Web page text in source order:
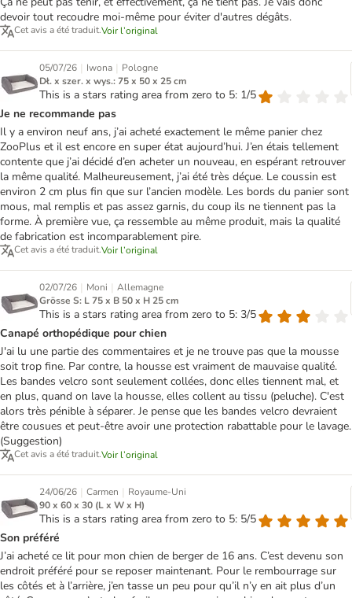
devoir tout recoudre moi-même pour éviter d'autres dégâts.
Cet avis a été traduit.Voir l’original
05/07/26 | Iwona | Pologne
Dł. x szer. x wys.: 75 x 50 x 25 cm
This is a stars rating area from zero to 5: 1/5
Je ne recommande pas
Il y a environ neuf ans, j’ai acheté exactement le même panier chez
ZooPlus et il est encore en super état aujourd’hui. J’en étais tellement
contente que j’ai décidé d’en acheter un nouveau, en espérant retrouver
la même qualité. Malheureusement, j’ai été très déçue. Le coussin est
environ 2 cm plus fin que sur l’ancien modèle. Les bords du panier sont
mous, mal remplis et pas assez garnis, du coup ils ne tiennent pas la
forme. À première vue, ça ressemble au même produit, mais la qualité
de fabrication est incomparablement pire.
Cet avis a été traduit.Voir l’original
02/07/26 | Moni | Allemagne
Grösse S: L 75 x B 50 x H 25 cm
This is a stars rating area from zero to 5: 3/5
Canapé orthopédique pour chien
J'ai lu une partie des commentaires et je ne trouve pas que la mousse
soit trop fine. Par contre, la housse est vraiment de mauvaise qualité.
Les bandes velcro sont seulement collées, donc elles tiennent mal, et
en plus, quand on lave la housse, elles collent au tissu (peluche). C'est
alors très pénible à séparer. Je pense que les bandes velcro devraient
être cousues et peut-être avoir une protection rabattable pour le lavage.
(Suggestion)
Cet avis a été traduit.Voir l’original
24/06/26 | Carmen | Royaume-Uni
90 x 60 x 30 (L x W x H)
This is a stars rating area from zero to 5: 5/5
Son préféré
J’ai acheté ce lit pour mon chien de berger de 16 ans. C’est devenu son
endroit préféré pour se reposer maintenant. Pour le rembourrage sur
les côtés et à l’arrière, j’en tasse un peu pour qu’il n’y en ait plus d’un